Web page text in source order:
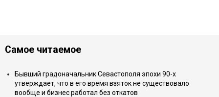
Самое читаемое
Бывший градоначальник Севастополя эпохи 90-х
утверждает, что в его время взяток не существовало
вообще и бизнес работал без откатов